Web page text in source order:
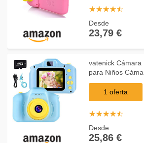
☆☆☆☆☆
★★★★★
Desde
23,79 €
vatenick Cámara
para Niños
pequeños 2 Inch
with Calidad
Juguete
1 oferta
☆☆☆☆☆
★★★★★
Desde
25,86 €